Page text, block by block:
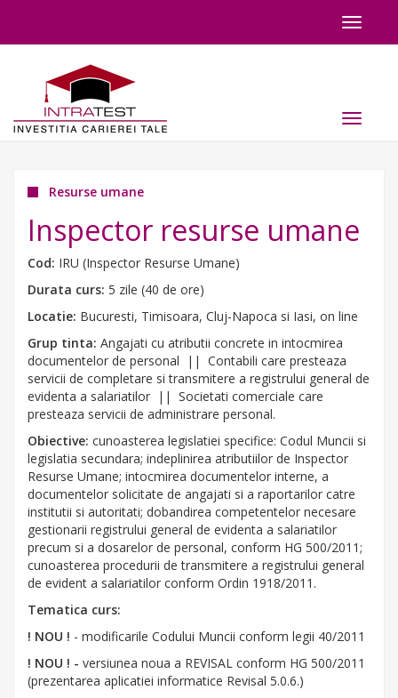
Toggle
Toggle
Resurse umane
Inspector resurse umane
Cod: IRU (Inspector Resurse Umane)
Durata curs: 5 zile (40 de ore)
Locatie: Bucuresti, Timisoara, Cluj-Napoca si Iasi, on line
Grup tinta: Angajati cu atributii concrete in intocmirea
documentelor de personal || Contabili care presteaza
servicii de completare si transmitere a registrului general de
evidenta a salariatilor || Societati comerciale care
presteaza servicii de administrare personal.
Obiective: cunoasterea legislatiei specifice: Codul Muncii si
legislatia secundara; indeplinirea atributiilor de Inspector
Resurse Umane; intocmirea documentelor interne, a
documentelor solicitate de angajati si a raportarilor catre
institutii si autoritati; dobandirea competentelor necesare
gestionarii registrului general de evidenta a salariatilor
precum si a dosarelor de personal, conform HG 500/2011;
cunoasterea procedurii de transmitere a registrului general
de evident a salariatilor conform Ordin 1918/2011.
Tematica curs:
! NOU ! - modificarile Codului Muncii conform legii 40/2011
! NOU ! - versiunea noua a REVISAL conform HG 500/2011
(prezentarea aplicatiei informatice Revisal 5.0.6.)